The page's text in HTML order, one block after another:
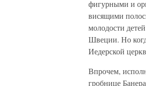
фигурными и
висящими
молодости
Швеции. Но
Иедерской
Впрочем,
гробнице